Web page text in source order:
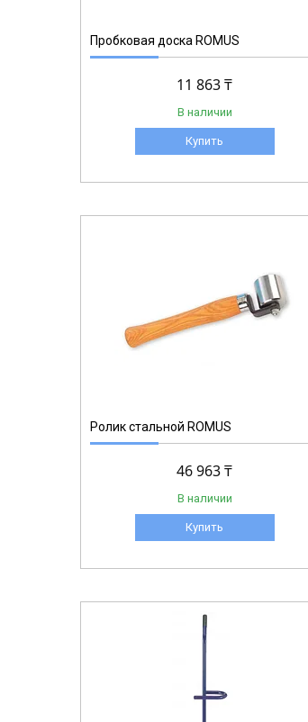
Пробковая доска ROMUS
11 863 ₸
В наличии
Купить
Ролик стальной ROMUS
46 963 ₸
В наличии
Купить